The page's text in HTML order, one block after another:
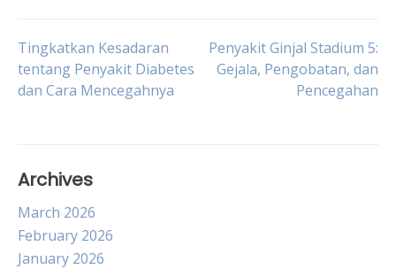
Post
navigation
Tingkatkan Kesadaran
tentang Penyakit Diabetes
dan Cara Mencegahnya
Penyakit Ginjal Stadium 5:
Gejala, Pengobatan, dan
Pencegahan
Archives
March 2026
February 2026
January 2026